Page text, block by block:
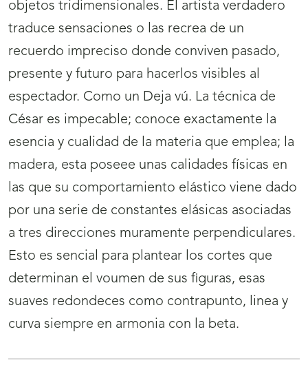
objetos tridimensionales. El artista verdadero
traduce sensaciones o las recrea de un
recuerdo impreciso donde conviven pasado,
presente y futuro para hacerlos visibles al
espectador. Como un Deja vú. La técnica de
César es impecable; conoce exactamente la
esencia y cualidad de la materia que emplea; la
madera, esta poseee unas calidades físicas en
las que su comportamiento elástico viene dado
por una serie de constantes elásicas asociadas
a tres direcciones muramente perpendiculares.
Esto es sencial para plantear los cortes que
determinan el voumen de sus figuras, esas
suaves redondeces como contrapunto, linea y
curva siempre en armonia con la beta.